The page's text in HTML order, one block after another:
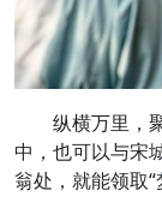
纵横万里，聚
中，也可以与宋
翁处，就能领取“